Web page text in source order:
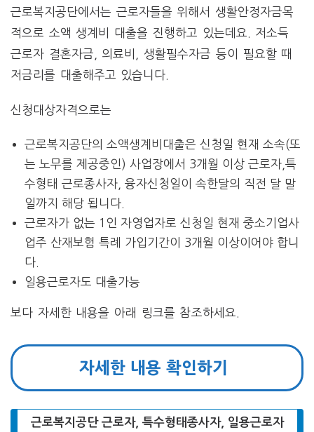
근로복지공단에서는 근로자들을 위해서 생활안정자금목
적으로 소액 생계비 대출을 진행하고 있는데요. 저소득
근로자 결혼자금, 의료비, 생활필수자금 등이 필요할 때
저금리를 대출해주고 있습니다.
신청대상자격으로는
근로복지공단의 소액생계비대출은 신청일 현재 소속(또
는 노무를 제공중인) 사업장에서 3개월 이상 근로자,특
수형태 근로종사자, 융자신청일이 속한달의 직전 달 말
일까지 해당 됩니다.
근로자가 없는 1인 자영업자로 신청일 현재 중소기업사
업주 산재보험 특례 가입기간이 3개월 이상이어야 합니
다.
일용근로자도 대출가능
보다 자세한 내용을 아래 링크를 참조하세요.
자세한 내용 확인하기
근로복지공단 근로자, 특수형태종사자, 일용근로자